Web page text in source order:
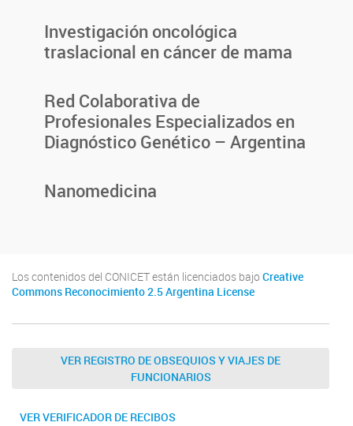
Investigación oncológica
traslacional en cáncer de mama
Red Colaborativa de
Profesionales Especializados en
Diagnóstico Genético – Argentina
Nanomedicina
Los contenidos del CONICET están licenciados bajo Creative
Commons Reconocimiento 2.5 Argentina License
VER REGISTRO DE OBSEQUIOS Y VIAJES DE
FUNCIONARIOS
VER VERIFICADOR DE RECIBOS